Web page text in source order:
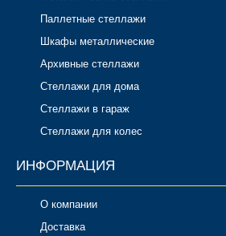
Паллетные стеллажи
Шкафы металлические
Архивные стеллажи
Стеллажи для дома
Стеллажи в гараж
Стеллажи для колес
ИНФОРМАЦИЯ
О компании
Доставка